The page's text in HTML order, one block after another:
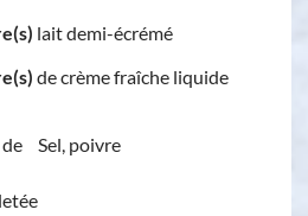
lait demi-écrémé
de crème fraîche liquide
de Sel, poivre